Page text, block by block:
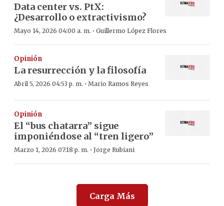
Data center vs. PtX:
¿Desarrollo o extractivismo?
Mayo 14, 2026 04:00 a. m. · Guillermo López Flores
Opinión
La resurrección y la filosofía
Abril 5, 2026 04:53 p. m. · Mario Ramos Reyes
Opinión
El “bus chatarra” sigue
imponiéndose al “tren ligero”
Marzo 1, 2026 07:18 p. m. · Jorge Rubiani
Carga Más